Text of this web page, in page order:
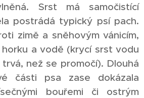
Srst má samočistící
postrádá typický psí pach.
zimě a sněhovým vánicím,
a vodě (krycí srst vodu
než se promočí). Dlouhá
části psa zase dokázala
bouřemi či ostrým